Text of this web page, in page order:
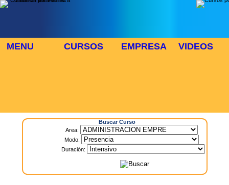
MENU CURSOS EMPRESA VIDEOS
Buscar Curso
Area:
Modo:
Duración: